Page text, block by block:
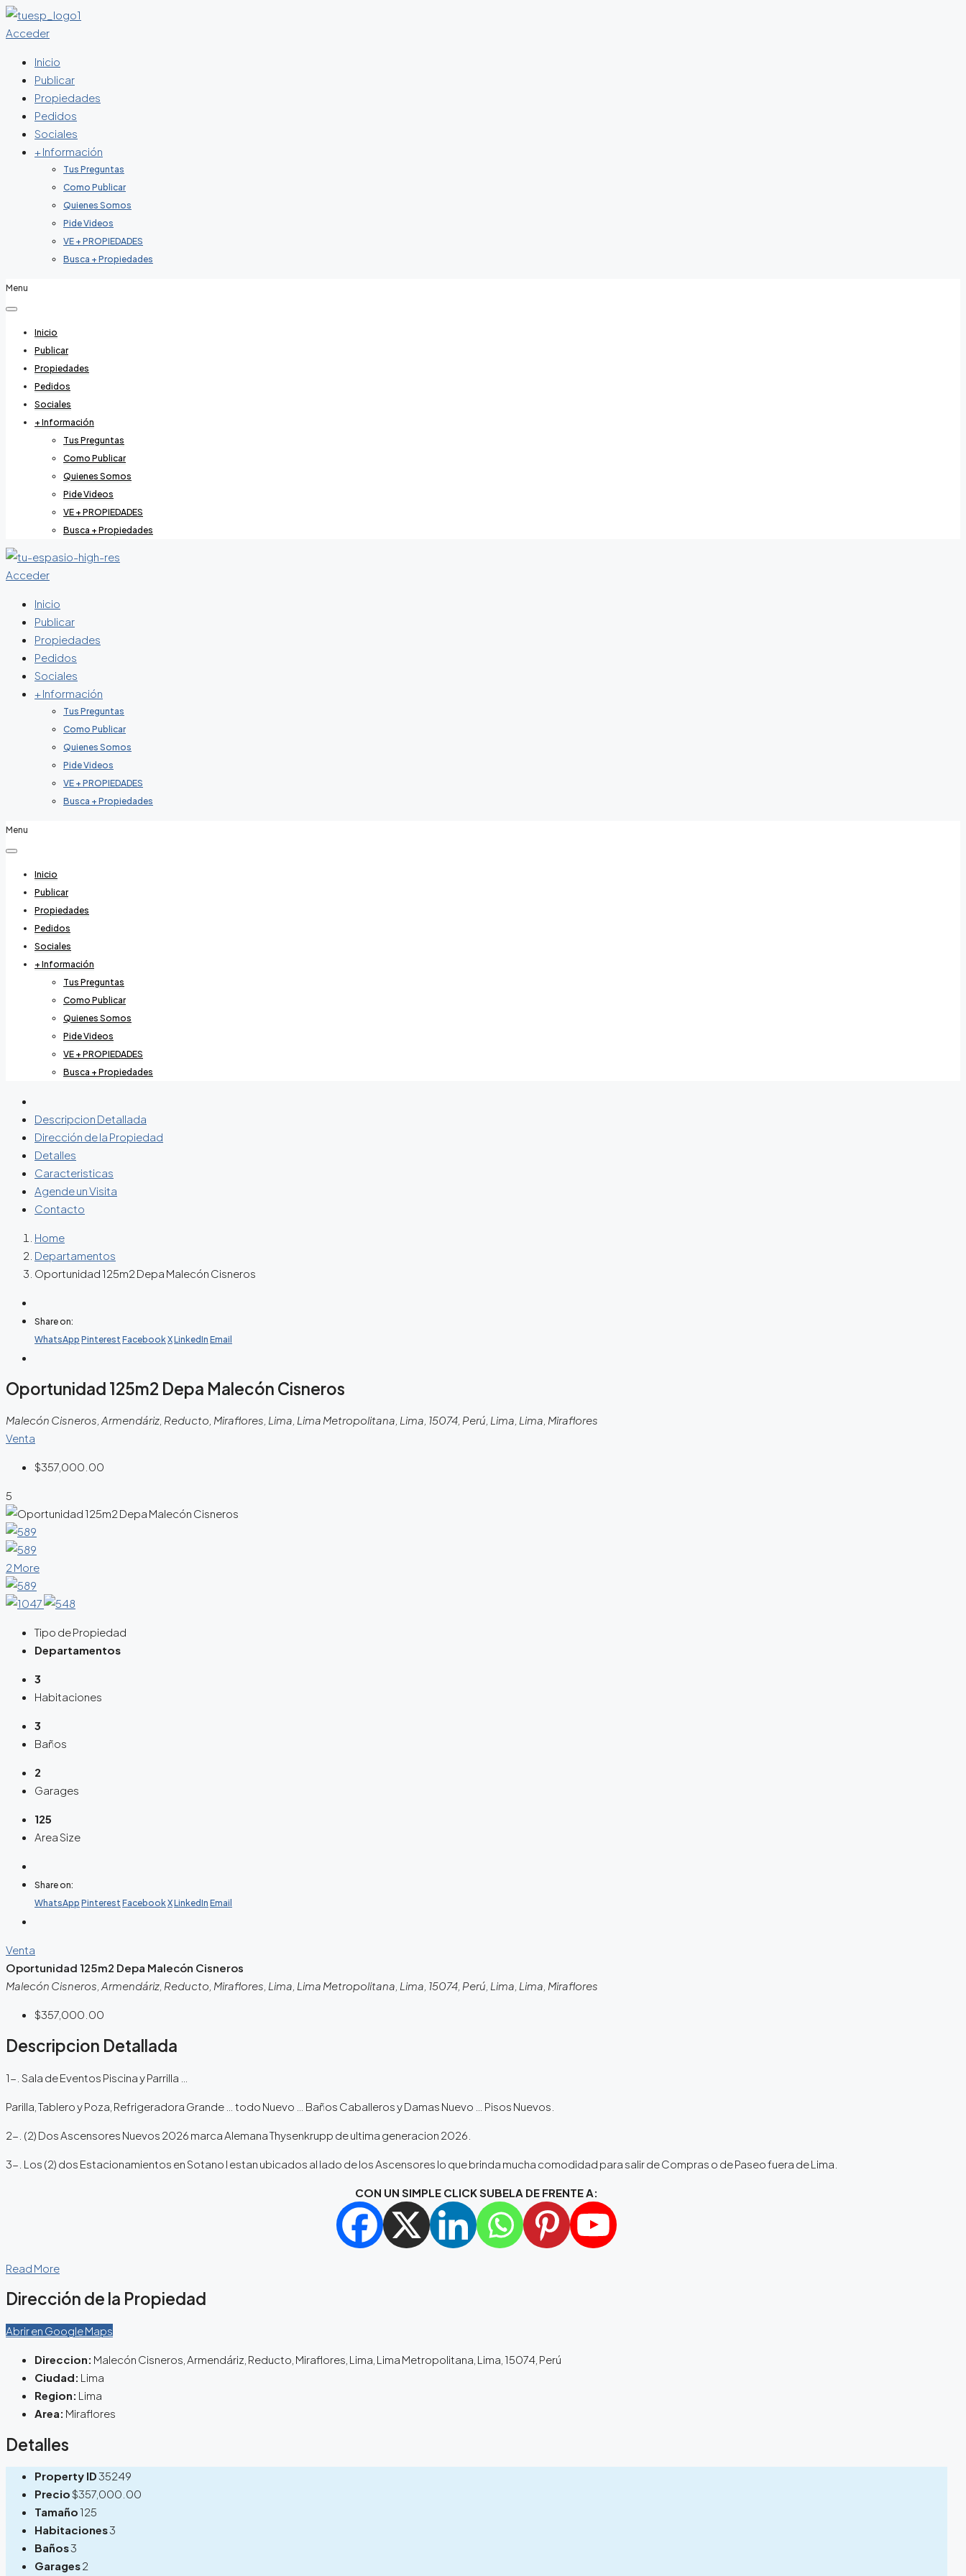
Acceder
Inicio
Publicar
Propiedades
Pedidos
Sociales
+ Información
Tus Preguntas
Como Publicar
Quienes Somos
Pide Videos
VE + PROPIEDADES
Busca + Propiedades
Menu
Inicio
Publicar
Propiedades
Pedidos
Sociales
+ Información
Tus Preguntas
Como Publicar
Quienes Somos
Pide Videos
VE + PROPIEDADES
Busca + Propiedades
Acceder
Inicio
Publicar
Propiedades
Pedidos
Sociales
+ Información
Tus Preguntas
Como Publicar
Quienes Somos
Pide Videos
VE + PROPIEDADES
Busca + Propiedades
Menu
Inicio
Publicar
Propiedades
Pedidos
Sociales
+ Información
Tus Preguntas
Como Publicar
Quienes Somos
Pide Videos
VE + PROPIEDADES
Busca + Propiedades
Descripcion Detallada
Dirección de la Propiedad
Detalles
Caracteristicas
Agende un Visita
Contacto
Home
Departamentos
Oportunidad 125m2 Depa Malecón Cisneros
Share on:
WhatsApp Pinterest FacebookXLinkedIn Email
Oportunidad 125m2 Depa Malecón Cisneros
Malecón Cisneros, Armendáriz, Reducto, Miraflores, Lima, Lima Metropolitana, Lima, 15074, Perú, Lima, Lima, Miraflores
Venta
$357,000.00
5
2 More
Tipo de Propiedad
Departamentos
3
Habitaciones
3
Baños
2
Garages
125
Area Size
Share on:
WhatsApp Pinterest FacebookXLinkedIn Email
Venta
Oportunidad 125m2 Depa Malecón Cisneros
Malecón Cisneros, Armendáriz, Reducto, Miraflores, Lima, Lima Metropolitana, Lima, 15074, Perú, Lima, Lima, Miraflores
$357,000.00
Descripcion Detallada
1-. Sala de Eventos Piscina y Parrilla …
Parilla, Tablero y Poza, Refrigeradora Grande … todo Nuevo … Baños Caballeros y Damas Nuevo … Pisos Nuevos.
2-. (2) Dos Ascensores Nuevos 2026 marca Alemana Thysenkrupp de ultima generacion 2026.
3-. Los (2) dos Estacionamientos en Sotano I estan ubicados al lado de los Ascensores lo que brinda mucha comodidad para salir de Compras o de Paseo fuera de Lima.
CON UN SIMPLE CLICK SUBELA DE FRENTE A:
Read More
Dirección de la Propiedad
Abrir en Google Maps
Direccion: Malecón Cisneros, Armendáriz, Reducto, Miraflores, Lima, Lima Metropolitana, Lima, 15074, Perú
Ciudad: Lima
Region: Lima
Area: Miraflores
Detalles
Property ID35249
Precio$357,000.00
Tamaño 125
Habitaciones3
Baños3
Garages2